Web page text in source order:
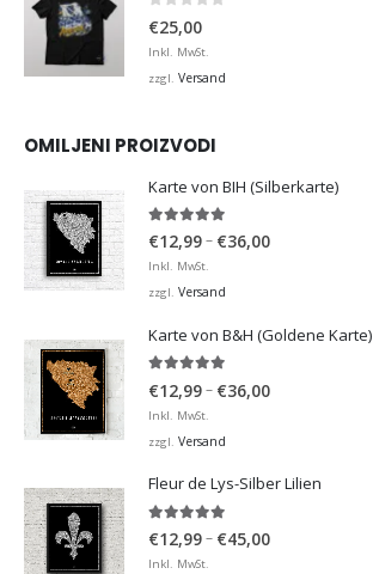
€25,00
Inkl. MwSt.
zzgl. Versand
OMILJENI PROIZVODI
Karte von BIH (Silberkarte)
4.92 von 5
€12,99– €36,00Preisspanne:
Inkl. MwSt.
zzgl. Versand
Karte von B&H (Goldene Karte)
€12,99– €36,00Preisspanne:
Inkl. MwSt.
zzgl. Versand
Fleur de Lys-Silber Lilien
4.95von 5
€12,99– €45,00Preisspanne:
Inkl. MwSt.